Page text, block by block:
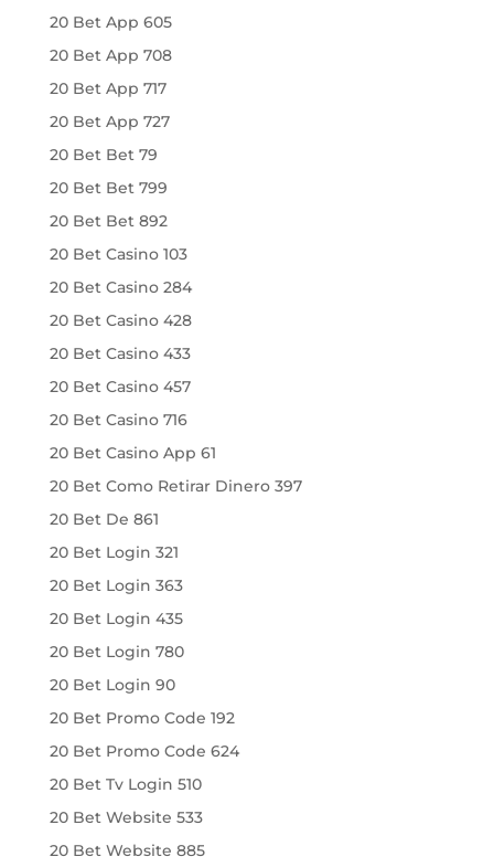
20 Bet App 605
20 Bet App 708
20 Bet App 717
20 Bet App 727
20 Bet Bet 79
20 Bet Bet 799
20 Bet Bet 892
20 Bet Casino 103
20 Bet Casino 284
20 Bet Casino 428
20 Bet Casino 433
20 Bet Casino 457
20 Bet Casino 716
20 Bet Casino App 61
20 Bet Como Retirar Dinero 397
20 Bet De 861
20 Bet Login 321
20 Bet Login 363
20 Bet Login 435
20 Bet Login 780
20 Bet Login 90
20 Bet Promo Code 192
20 Bet Promo Code 624
20 Bet Tv Login 510
20 Bet Website 533
20 Bet Website 885